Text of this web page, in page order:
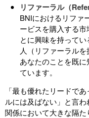
リファーラル（
BNIにおけるリファ
ービスを購入する
とに興味を持って
人（リファーラル
あなたのことを既
ています。
「最も優れたリードで
ルには及ばない」と言
関係において大きな隔た